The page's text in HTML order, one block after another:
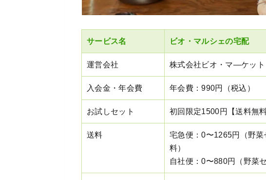
サービス名 ビオ・マルシェの宅配
運営会社 株式会社ビオ・マ―ケット
入会金・年会費 年会費：990円（税込）
お試しセット 初回限定1500円【送料無
送料
宅急便：0〜1265円（野
料）
自社便：0〜880円（野菜